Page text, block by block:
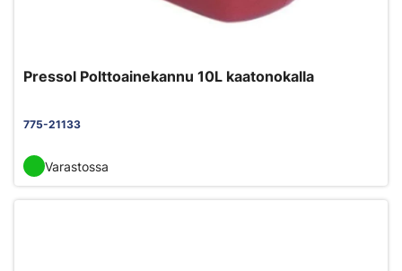
Pressol Polttoainekannu 10L kaatonokalla
775-21133
Varastossa